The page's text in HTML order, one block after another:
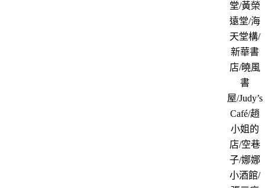
堂/黃榮
遠堂/海
天堂構/
新華書
店/曉風
書
屋/Judy’s
Café/趙
小姐的
店/空巷
子/娜娜
小酒館/